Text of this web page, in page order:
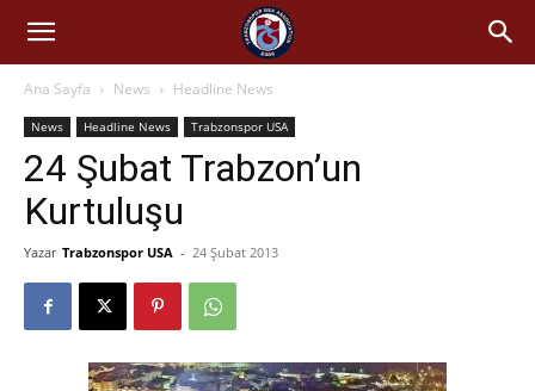
Ana Sayfa News Headline News
News Headline News Trabzonspor USA
24 Şubat Trabzon’un
Kurtuluşu
Yazar Trabzonspor USA - 24 Şubat 2013